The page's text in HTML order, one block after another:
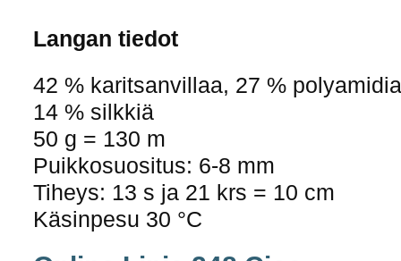
Langan tiedot
42 % karitsanvillaa, 27 %
14 % silkkiä
50 g = 130 m
Puikkosuositus: 6-8 mm
Tiheys: 13 s ja 21 krs = 10 cm
Käsinpesu 30 °C